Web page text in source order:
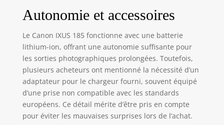
consultation
Autonomie et accessoires
Le Canon IXUS 185 fonctionne avec une batterie
lithium-ion, offrant une autonomie suffisante pour
les sorties photographiques prolongées. Toutefois,
plusieurs acheteurs ont mentionné la nécessité d’un
adaptateur pour le chargeur fourni, souvent équipé
d’une prise non compatible avec les standards
européens. Ce détail mérite d’être pris en compte
pour éviter les mauvaises surprises lors de l’achat.